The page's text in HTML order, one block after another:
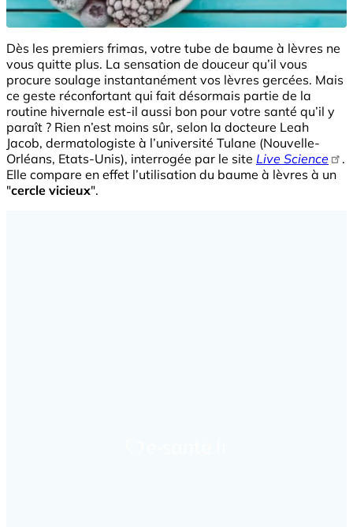
Dès les premiers frimas, votre tube de baume à lèvres ne
vous quitte plus. La sensation de douceur qu’il vous
procure soulage instantanément vos lèvres gercées. Mais
ce geste réconfortant qui fait désormais partie de la
routine hivernale est-il aussi bon pour votre santé qu’il y
paraît ? Rien n’est moins sûr, selon la docteure Leah
Jacob, dermatologiste à l’université Tulane (Nouvelle-
Orléans, Etats-Unis), interrogée par le site Live Science
.
Elle compare en effet l’utilisation du baume à lèvres à un
"cercle vicieux".